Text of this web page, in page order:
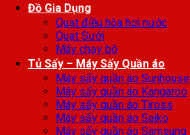
Đồ Gia Dụng
Quạt điều hòa hơi nước
Quạt Sưởi
Máy chạy bộ
Tủ Sấy – Máy Sấy Quần áo
Máy sấy quần áo Sunhouse
Máy sấy quần áo Kangaroo
Máy sấy quần áo Tiross
Máy sấy quần áo Saiko
Máy sấy quần áo Samsung